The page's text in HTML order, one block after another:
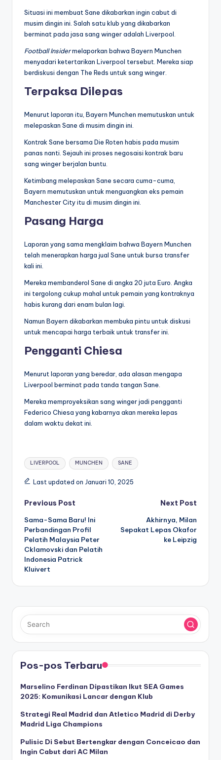
Situasi ini membuat Sane dikabarkan ingin cabut di
musim dingin ini. Salah satu klub yang dikabarkan
berminat pada jasa sang winger adalah Liverpool.
Football Insidermelaporkan bahwa Bayern Munchen
menyadari ketertarikan Liverpool tersebut. Mereka siap
berdiskusi dengan The Reds untuk sang winger.
Terpaksa Dilepas
Menurut laporan itu, Bayern Munchen memutuskan untuk
melepaskan Sane di musim dingin ini.
Kontrak Sane bersama Die Roten habis pada musim
panas nanti. Sejauh ini proses negosaisi kontrak baru
sang winger berjalan buntu.
Ketimbang melepaskan Sane secara cuma-cuma,
Bayern memutuskan untuk menguangkan eks pemain
Manchester City itu di musim dingin ini.
Pasang Harga
Laporan yang sama mengklaim bahwa Bayern Munchen
telah menerapkan harga jual Sane untuk bursa transfer
kali ini.
Mereka membanderol Sane di angka 20 juta Euro. Angka
ini tergolong cukup mahal untuk pemain yang kontraknya
habis kurang dari enam bulan lagi.
Namun Bayern dikabarkan membuka pintu untuk diskusi
untuk mencapai harga terbaik untuk transfer ini.
Pengganti Chiesa
Menurut laporan yang beredar, ada alasan mengapa
Liverpool berminat pada tanda tangan Sane.
Mereka memproyeksikan sang winger jadi pengganti
Federico Chiesa yang kabarnya akan mereka lepas
dalam waktu dekat ini.
Tags:
LIVERPOOL MUNCHEN SANE
Last updated on Januari 10, 2025
Post
navigation
Previous Post
Sama-Sama Baru! Ini
Perbandingan Profil
Pelatih Malaysia Peter
Cklamovski dan Pelatih
Indonesia Patrick
Kluivert
Next Post
Akhirnya, Milan
Sepakat Lepas Okafor
ke Leipzig
Pos-pos Terbaru
Marselino Ferdinan Dipastikan Ikut SEA Games
2025: Komunikasi Lancar dengan Klub
Strategi Real Madrid dan Atletico Madrid di Derby
Madrid Liga Champions
Pulisic Di Sebut Bertengkar dengan Conceicao dan
Ingin Cabut dari AC Milan